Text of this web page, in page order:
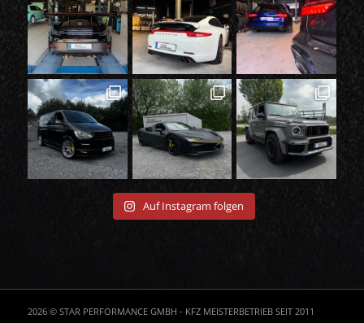
Auf Instagram folgen
2026 © STAR PERFORMANCE GMBH - KFZ MEISTERBETRIEB SEIT 2011